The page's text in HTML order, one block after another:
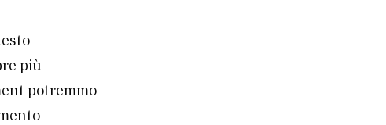
più
potremmo